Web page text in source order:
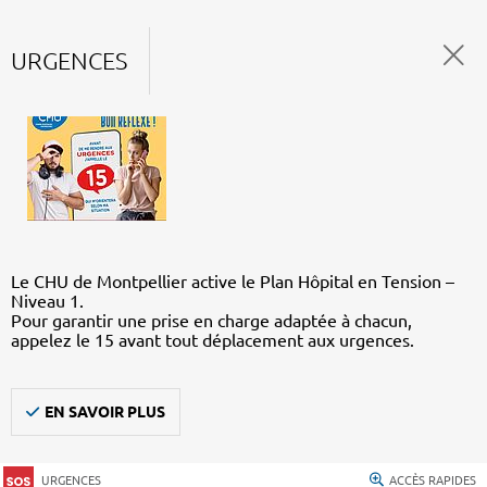
URGENCES
Le CHU de Montpellier active le Plan Hôpital en Tension –
Niveau 1.
Pour garantir une prise en charge adaptée à chacun,
appelez le 15 avant tout déplacement aux urgences.
EN SAVOIR PLUS
URGENCES ACCÈS RAPIDES